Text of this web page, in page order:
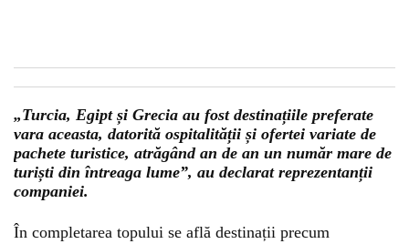
„Turcia, Egipt și Grecia au fost destinațiile preferate
vara aceasta, datorită ospitalității și ofertei variate de
pachete turistice, atrăgând an de an un număr mare de
turiști din întreaga lume”, au declarat reprezentanții
companiei.
În completarea topului se află destinații precum